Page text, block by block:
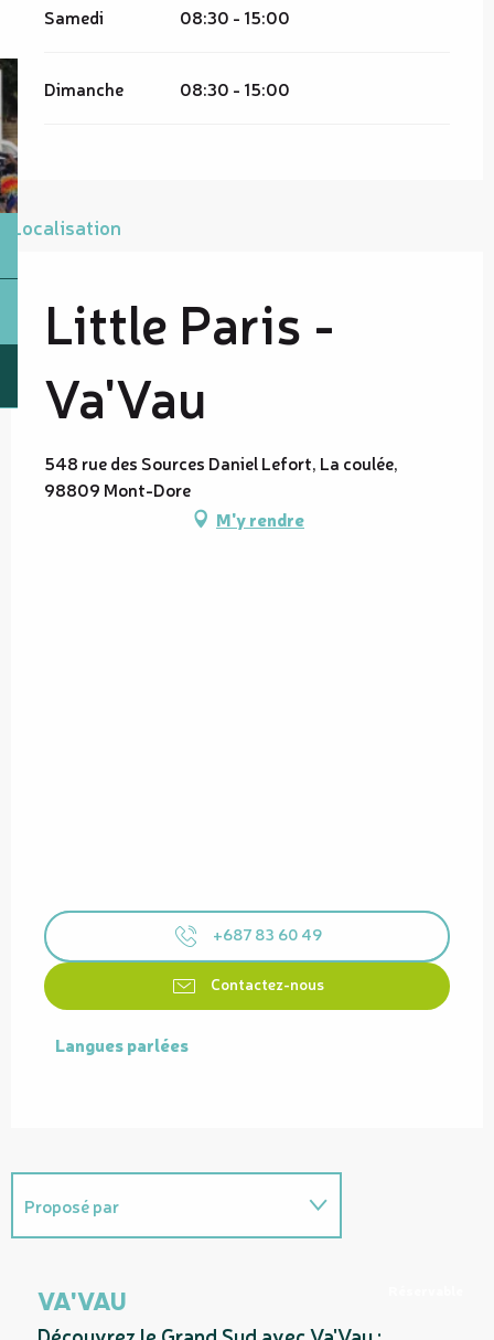
Samedi 08:30 - 15:00
Dimanche 08:30 - 15:00
Localisation
Little Paris -
Va'Vau
548 rue des Sources Daniel Lefort, La coulée,
98809 Mont-Dore
M'y rendre
+687 83 60 49
Contactez-nous
Langues parlées
Langues parlées
Proposé par
VA'VAU